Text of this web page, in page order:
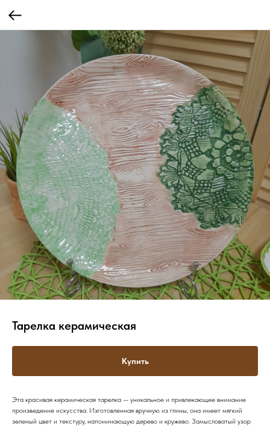
Тарелка керамическая
Купить
Эта красивая керамическая тарелка — уникальное и привлекающее внимание
произведение искусства. Изготовленная вручную из глины, она имеет мягкий
зеленый цвет и текстуру, напоминающую дерево и кружево. Замысловатый узор